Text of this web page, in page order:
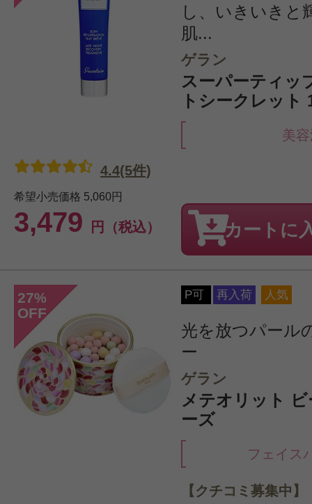
し、いきいきと
肌...
ゲラン
スーパーティッ
トシークレット
美
希望小売価格 5,060円
3,479 円（税込）
4.4(5件)
カートに
27%
OFF
P可 再入荷 人気
光を放つパール
ー
ゲラン
メテオリット
ーズ
フェイス
【クチコミ募集中】